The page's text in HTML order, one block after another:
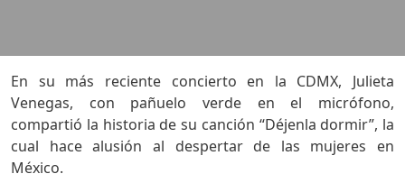
En su más reciente concierto en la CDMX, Julieta
Venegas, con pañuelo verde en el micrófono,
compartió la historia de su canción “Déjenla dormir”, la
cual hace alusión al despertar de las mujeres en
México.